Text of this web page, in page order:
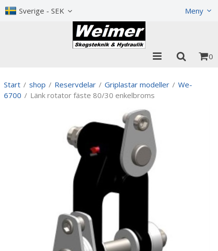
Sverige - SEK Meny
0
Start / shop / Reservdelar / Griplastar modeller / We-
6700 / Länk rotator fäste 80/30 enkelbroms